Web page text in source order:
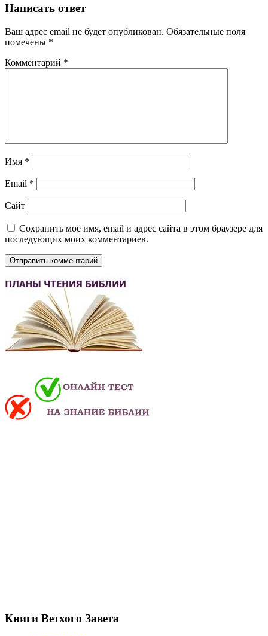
Написать ответ
Ваш адрес email не будет опубликован. Обязательные поля
помечены *
Комментарий *
Имя *
Email *
Сайт
Сохранить моё имя, email и адрес сайта в этом браузере для
последующих моих комментариев.
Книги Ветхого Завета